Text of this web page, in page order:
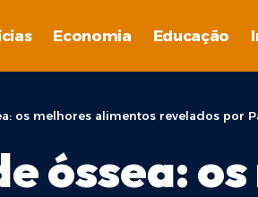
Economia Educação
os melhores alimentos revelados por
óssea: